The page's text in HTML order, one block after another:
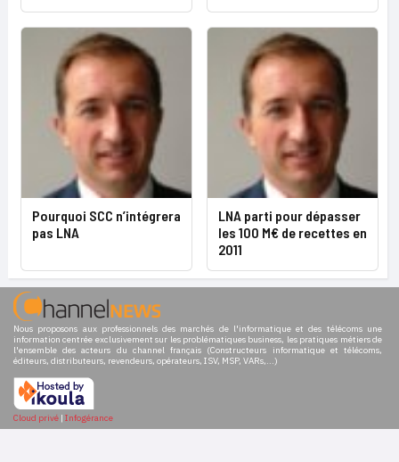
Pourquoi SCC n’intégrera
pas LNA
LNA parti pour dépasser
les 100 M€ de recettes en
2011
Nous proposons aux professionnels des marchés de l'informatique et des télécoms une
information centrée exclusivement sur les problématiques business, les pratiques métiers de
l'ensemble des acteurs du channel français (Constructeurs informatique et télécoms,
éditeurs, distributeurs, revendeurs, opérateurs, ISV, MSP, VARs,...)
Cloud privé | Infogérance